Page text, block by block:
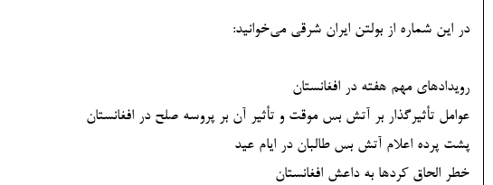
در این شماره از بولتن ایران شرقی می‌خوانید:
رویدادهای مهم هفته در افغانستان
عوامل تأثیرگذار بر آتش بس موقت و تأثیر آن بر پروسه صلح در افغانستان
پشت پرده اعلام آتش بس طالبان در ایام عید
خطر الحاق کردها به داعش افغانستان